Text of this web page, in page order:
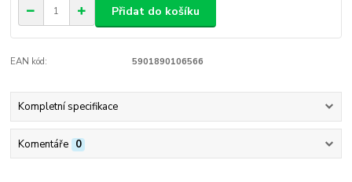
Přidat do košíku
EAN kód: 5901890106566
Kompletní specifikace
Komentáře 0